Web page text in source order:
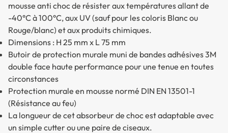
mousse anti choc de résister aux températures allant de
-40°C à 100°C, aux UV (sauf pour les coloris Blanc ou
Rouge/blanc) et aux produits chimiques.
Dimensions : H 25 mm x L 75 mm
Butoir de protection murale muni de bandes adhésives 3M
double face haute performance pour une tenue en toutes
circonstances
Protection murale en mousse normé DIN EN 13501-1
(Résistance au feu)
La longueur de cet absorbeur de choc est adaptable avec
un simple cutter ou une paire de ciseaux.